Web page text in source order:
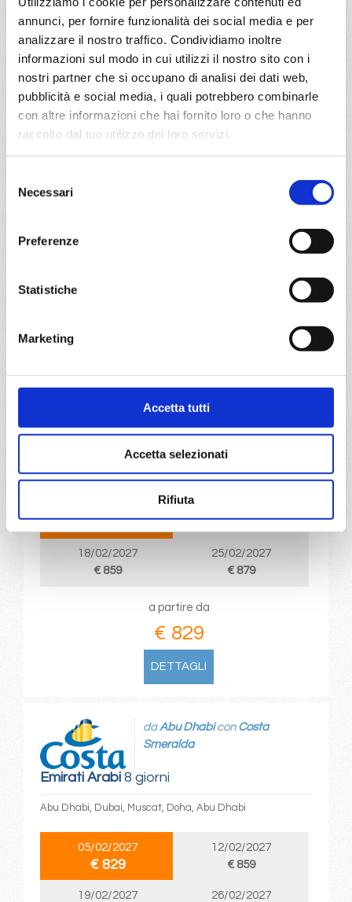
annunci, per fornire funzionalità dei social media e per
analizzare il nostro traffico. Condividiamo inoltre
informazioni sul modo in cui utilizzi il nostro sito con i
nostri partner che si occupano di analisi dei dati web,
pubblicità e social media, i quali potrebbero combinarle
con altre informazioni che hai fornito loro o che hanno
raccolto dal tuo utilizzo dei loro servizi.
delNecessari
Preferenze
Statistiche
Marketing
Accetta tutti
Accetta selezionati
Rifiuta
€ 779
Emirati Arabi8 giorni
da Abu DhabiconMSC World
Emirati Arabi8 giorni
daDohaconCosta Smeralda
€ 829
€ 859
18/02/2027
€ 859
25/02/2027
€ 879
a partire da
€ 829
DETTAGLI
Emirati Arabi8 giorni
daAbu Dhabicon Costa
Smeralda
Abu Dhabi, Dubai, Muscat, Doha, Abu Dhabi
05/02/2027
€ 829
12/02/2027
€ 859
19/02/2027
26/02/2027